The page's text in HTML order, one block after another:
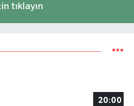
tıklayın
20:00